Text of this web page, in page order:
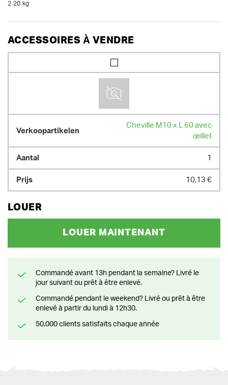
2.20 kg
ACCESSOIRES À VENDRE
Cheville M10 x L 60 avec
œillet
1
10,13 €
LOUER
LOUER MAINTENANT
Commandé avant 13h pendant la semaine? Livré le
jour suivant ou prêt à être enlevé.
Commandé pendant le weekend? Livré ou prêt à être
enlevé à partir du lundi à 12h30.
50.000 clients satisfaits chaque année